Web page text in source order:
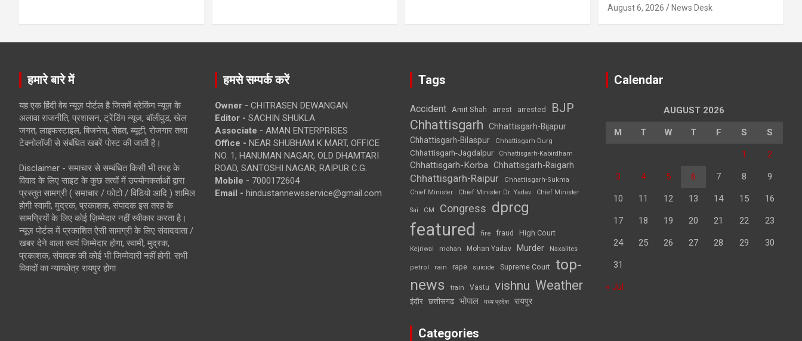
August 6, 2026 News Desk
हमारे बारे में
यह एक हिंदी वेब न्यूज़ पोर्टल है जिसमें ब्रेकिंग न्यूज़ के
अलावा राजनीति, प्रशासन, ट्रेंडिंग न्यूज, बॉलीवुड, खेल
जगत, लाइफस्टाइल, बिजनेस, सेहत, ब्यूटी, रोजगार तथा
टेक्नोलॉजी से संबंधित खबरें पोस्ट की जाती है।
Disclaimer - समाचार से सम्बंधित किसी भी तरह के
विवाद के लिए साइट के कुछ तत्वों में उपयोगकर्ताओं द्वारा
प्रस्तुत सामग्री ( समाचार / फोटो / विडियो आदि ) शामिल
होगी स्वामी, मुद्रक, प्रकाशक, संपादक इस तरह के
सामग्रियों के लिए कोई ज़िम्मेदार नहीं स्वीकार करता है।
न्यूज़ पोर्टल में प्रकाशित ऐसी सामग्री के लिए संवाददाता /
खबर देने वाला स्वयं जिम्मेदार होगा, स्वामी, मुद्रक,
प्रकाशक, संपादक की कोई भी जिम्मेदारी नहीं होगी. सभी
विवादों का न्यायक्षेत्र रायपुर होगा
हमसे सम्पर्क करें
Owner - CHITRASEN DEWANGAN
Editor - SACHIN SHUKLA
Associate - AMAN ENTERPRISES
Office - NEAR SHUBHAM K MART, OFFICE
NO. 1, HANUMAN NAGAR, OLD DHAMTARI
ROAD, SANTOSHI NAGAR, RAIPUR C.G.
Mobile - 7000172604
Email - hindustannewsservice@gmail.com
Tags
Accident Amit Shah arrest arrested BJP
Chhattisgarh
Chhattisgarh-Bijapur
Chhattisgarh-Bilaspur
Chhattisgarh-Durg
Chhattisgarh-Jagdalpur Chhattisgarh-Kabirdham
Chhattisgarh-Korba Chhattisgarh-Raigarh
Chhattisgarh-Raipur
Chhattisgarh-Sukma
Chief Minister
Chief Minister Dr. Yadav Chief Minister
Sai CM Congress dprcg
featured fire fraud High Court
Kejriwal mohan Mohan Yadav Murder Naxalites
petrol rain rape suicide Supreme Court top-
news
train Vastu vishnu Weather
इंदौर छत्तीसगढ़ भोपाल मध्य प्रदेश रायपुर
Categories
Calendar
AUGUST 2026
M T W T F S S
1 2
3 4 5 6 7 8 9
10 11 12 13 14 15 16
17 18 19 20 21 22 23
24 25 26 27 28 29 30
31
« Jul